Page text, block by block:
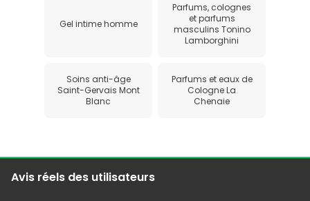
Gel intime homme
Parfums, colognes
et parfums
masculins Tonino
Lamborghini
Soins anti-âge
Saint-Gervais Mont
Blanc
Parfums et eaux de
Cologne La
Chenaie
Avis réels des utilisateurs